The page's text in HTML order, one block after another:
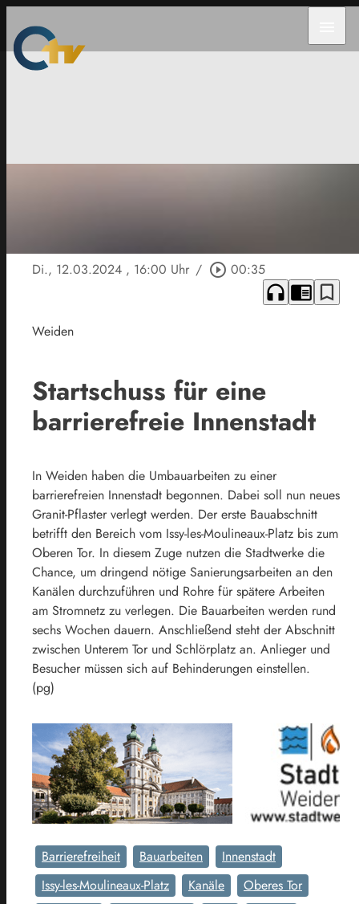
Di., 12.03.2024 , 16:00 Uhr / play_circle_outline 00:35
headphones chrome_reader_mode bookmark_border
Weiden
Startschuss für eine
barrierefreie Innenstadt
In Weiden haben die Umbauarbeiten zu einer
barrierefreien Innenstadt begonnen. Dabei soll nun neues
Granit-Pflaster verlegt werden. Der erste Bauabschnitt
betrifft den Bereich vom Issy-les-Moulineaux-Platz bis zum
Oberen Tor. In diesem Zuge nutzen die Stadtwerke die
Chance, um dringend nötige Sanierungsarbeiten an den
Kanälen durchzuführen und Rohre für spätere Arbeiten
am Stromnetz zu verlegen. Die Bauarbeiten werden rund
sechs Wochen dauern. Anschließend steht der Abschnitt
zwischen Unterem Tor und Schlörplatz an. Anlieger und
Besucher müssen sich auf Behinderungen einstellen.
(pg)
Barrierefreiheit Bauarbeiten
Innenstadt
Issy-les-Moulineaux-Platz
Kanäle
Oberes Tor